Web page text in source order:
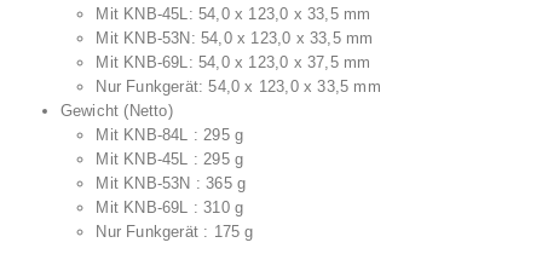
Mit KNB-45L: 54,0 x 123,0 x 33,5 mm
Mit KNB-53N: 54,0 x 123,0 x 33,5 mm
Mit KNB-69L: 54,0 x 123,0 x 37,5 mm
Nur Funkgerät: 54,0 x 123,0 x 33,5 mm
Gewicht (Netto)
Mit KNB-84L : 295 g
Mit KNB-45L : 295 g
Mit KNB-53N : 365 g
Mit KNB-69L : 310 g
Nur Funkgerät : 175 g